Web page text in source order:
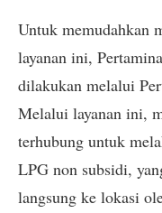
Untuk memudahkan
layanan ini,
dilakukan melalui
Melalui layanan ini,
terhubung untuk
LPG non subsidi,
langsung ke lokasi